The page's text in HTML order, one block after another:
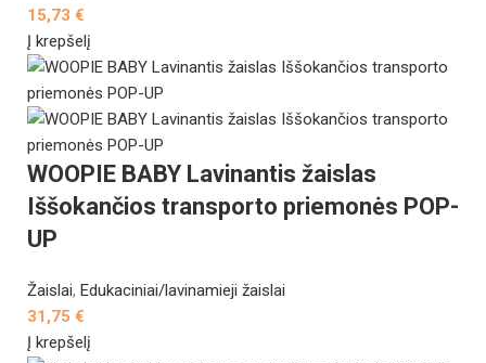
15,73 €
Į krepšelį
WOOPIE BABY Lavinantis žaislas
Iššokančios transporto priemonės POP-
UP
Žaislai, Edukaciniai/lavinamieji žaislai
31,75 €
Į krepšelį